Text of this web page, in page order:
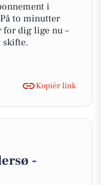
i
to minutter
for dig lige nu –
skifte.
Kopiér link
-